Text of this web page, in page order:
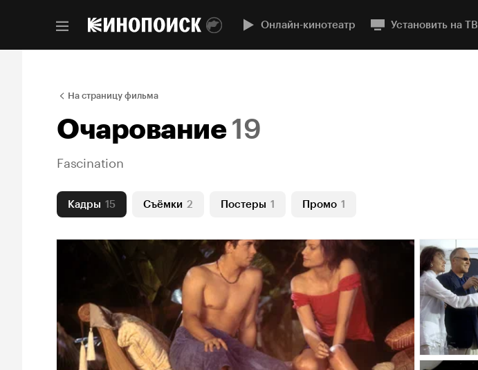
Онлайн-кинотеатр Установить на ТВ
На страницу фильма
Очарование19
Fascination
Кадры 15 Съёмки 2 Постеры 1 Промо 1